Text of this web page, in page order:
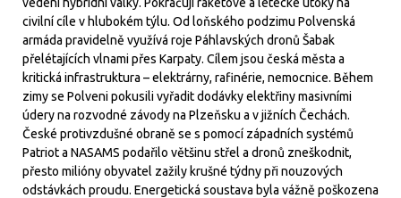
civilní cíle v hlubokém týlu. Od loňského podzimu Polvenská
armáda pravidelně využívá roje Páhlavských dronů Šabak
přelétajících vlnami přes Karpaty. Cílem jsou česká města a
kritická infrastruktura – elektrárny, rafinérie, nemocnice. Během
zimy se Polveni pokusili vyřadit dodávky elektřiny masivními
údery na rozvodné závody na Plzeňsku a v jižních Čechách.
České protivzdušné obraně se s pomocí západních systémů
Patriot a NASAMS podařilo většinu střel a dronů zneškodnit,
přesto milióny obyvatel zažily krušné týdny při nouzových
odstávkách proudu. Energetická soustava byla vážně poškozena